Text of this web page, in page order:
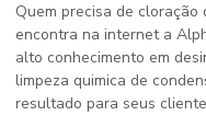
Quem precisa de cloração
encontra na internet a
alto conhecimento em
limpeza quimica de
resultado para seus